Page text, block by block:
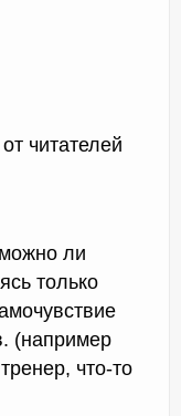
читателей
ли
только
(например
что-то